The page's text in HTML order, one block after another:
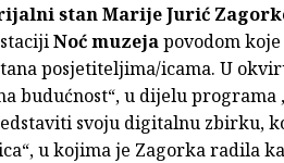
stan Marije Jurić
Noć muzejapovodom koje
posjetiteljima/icama. U
budućnost“, u dijelu programa
svoju digitalnu zbirku,
u kojima je Zagorka radila